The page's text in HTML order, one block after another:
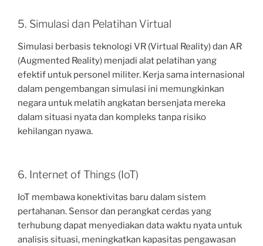
5. Simulasi dan Pelatihan Virtual
Simulasi berbasis teknologi VR (Virtual Reality) dan AR
(Augmented Reality) menjadi alat pelatihan yang
efektif untuk personel militer. Kerja sama internasional
dalam pengembangan simulasi ini memungkinkan
negara untuk melatih angkatan bersenjata mereka
dalam situasi nyata dan kompleks tanpa risiko
kehilangan nyawa.
6. Internet of Things (IoT)
IoT membawa konektivitas baru dalam sistem
pertahanan. Sensor dan perangkat cerdas yang
terhubung dapat menyediakan data waktu nyata untuk
analisis situasi, meningkatkan kapasitas pengawasan